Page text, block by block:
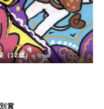
（12歳）
賞